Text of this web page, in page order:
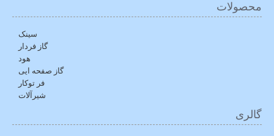
محصولات
سینک
گاز فردار
هود
گاز صفحه ایی
فر توکار
شیرآلات
گالری